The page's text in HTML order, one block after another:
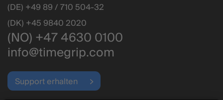
(DE) +49 89 / 710 504-32
(DK) +45 9840 2020
(NO) +47 4630 0100
info@timegrip.com
Support erhalten